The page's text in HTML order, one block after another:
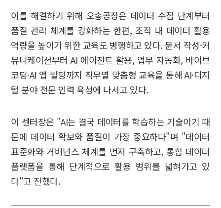
이를 해결하기 위해 오송공장은 데이터 수집 단계부터
품질 관리 체계를 강화하는 한편, 조직 내 데이터 활용
역량을 높이기 위한 교육도 병행하고 있다. 문서 작성·커
뮤니케이션부터 AI 에이전트 활용, 업무 자동화, 바이브
코딩·AI 앱 빌딩까지 직무별 맞춤형 교육을 통해 AI·디지
털 분야 전문 인력 육성에 나서고 있다.
이 센터장은 "AI는 결국 데이터를 학습하는 기술이기 때
문에 데이터 확보와 품질이 가장 중요하다"며 "데이터
표준화와 거버넌스 체계를 먼저 구축하고, 통합 데이터
플랫폼을 통해 단계적으로 활용 범위를 넓혀가고 있
다"고 전했다.